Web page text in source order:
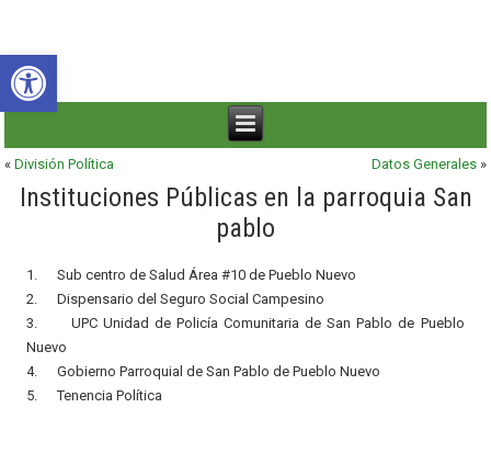
Abrir barra de herramientas
«División Política Datos Generales»
Instituciones Públicas en la parroquia San
pablo
1. Sub centro de Salud Área #10 de Pueblo Nuevo
2. Dispensario del Seguro Social Campesino
3. UPC Unidad de Policía Comunitaria de San Pablo de Pueblo
Nuevo
4. Gobierno Parroquial de San Pablo de Pueblo Nuevo
5. Tenencia Política